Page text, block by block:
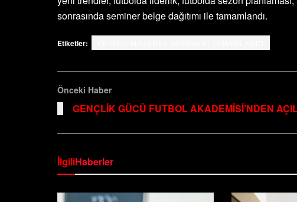
sonrasında seminer belge dağıtımı ile tamamlandı.
Etiketler:
Önceki Haber
GENÇLİK GÜCÜ FUTBOL AKADEMİSİ’NDEN
İlgiliHaberler